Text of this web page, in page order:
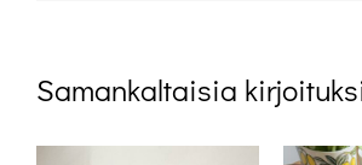
Samankaltaisia